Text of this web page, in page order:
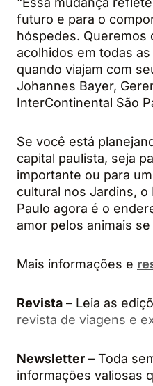
futuro e para o
hóspedes. Queremos
acolhidos em todas
quando viajam com
Johannes Bayer,
InterContinental São
Se você está
capital paulista, seja
importante ou para
cultural nos Jardins, o
Paulo agora é o
amor pelos animais
Mais informações e
Revista – Leia as
revista de viagens e
Newsletter – Toda
informações valiosas